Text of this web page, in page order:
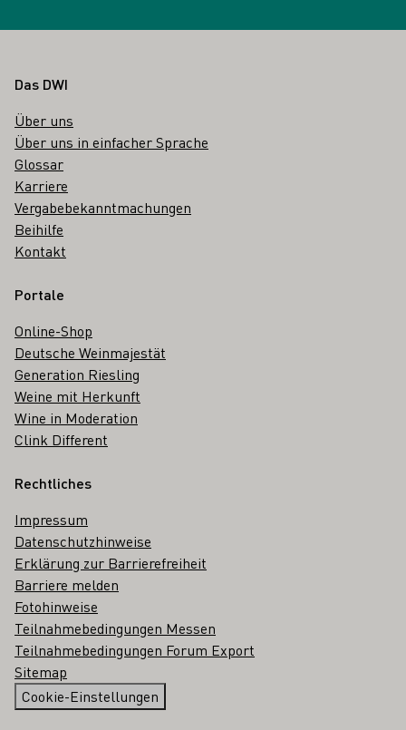
Fußbereich
Das DWI
Über uns
Über uns in einfacher Sprache
Glossar
Karriere
Vergabebekanntmachungen
Beihilfe
Kontakt
Portale
Online-Shop
Deutsche Weinmajestät
Generation Riesling
Weine mit Herkunft
Wine in Moderation
Clink Different
Rechtliches
Impressum
Datenschutzhinweise
Erklärung zur Barrierefreiheit
Barriere melden
Fotohinweise
Teilnahmebedingungen Messen
Teilnahmebedingungen Forum Export
Sitemap
Cookie-Einstellungen